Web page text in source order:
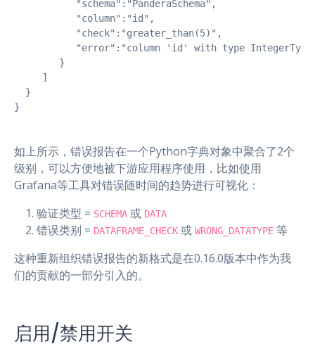
           "schema":"PanderaSchema",
           "column":"id",
           "check":"greater_than(5)",
"error":"column 'id' with type
        }
     ]
  }
}
如上所示，错误报告在一个Python字典对象中聚合了2个
级别，可以方便地被下游应用程序使用，比如使用
Grafana等工具对错误随时间的趋势进行可视化：
验证类型 = SCHEMA 或 DATA
错误类别 = DATAFRAME_CHECK 或 WRONG_DATATYPE 等
这种重新组织错误报告的新格式是在0.16.0版本中作为我
们的贡献的一部分引入的。
启用/禁用开关